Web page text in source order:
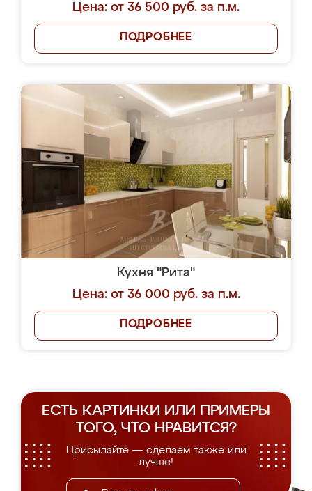
Цена: от 36 500 руб. за п.м.
ПОДРОБНЕЕ
Кухня "Рита"
Цена: от 36 000 руб. за п.м.
ПОДРОБНЕЕ
ЕСТЬ КАРТИНКИ ИЛИ ПРИМЕРЫ
ТОГО, ЧТО НРАВИТСЯ?
Присылайте — сделаем также или
лучше!